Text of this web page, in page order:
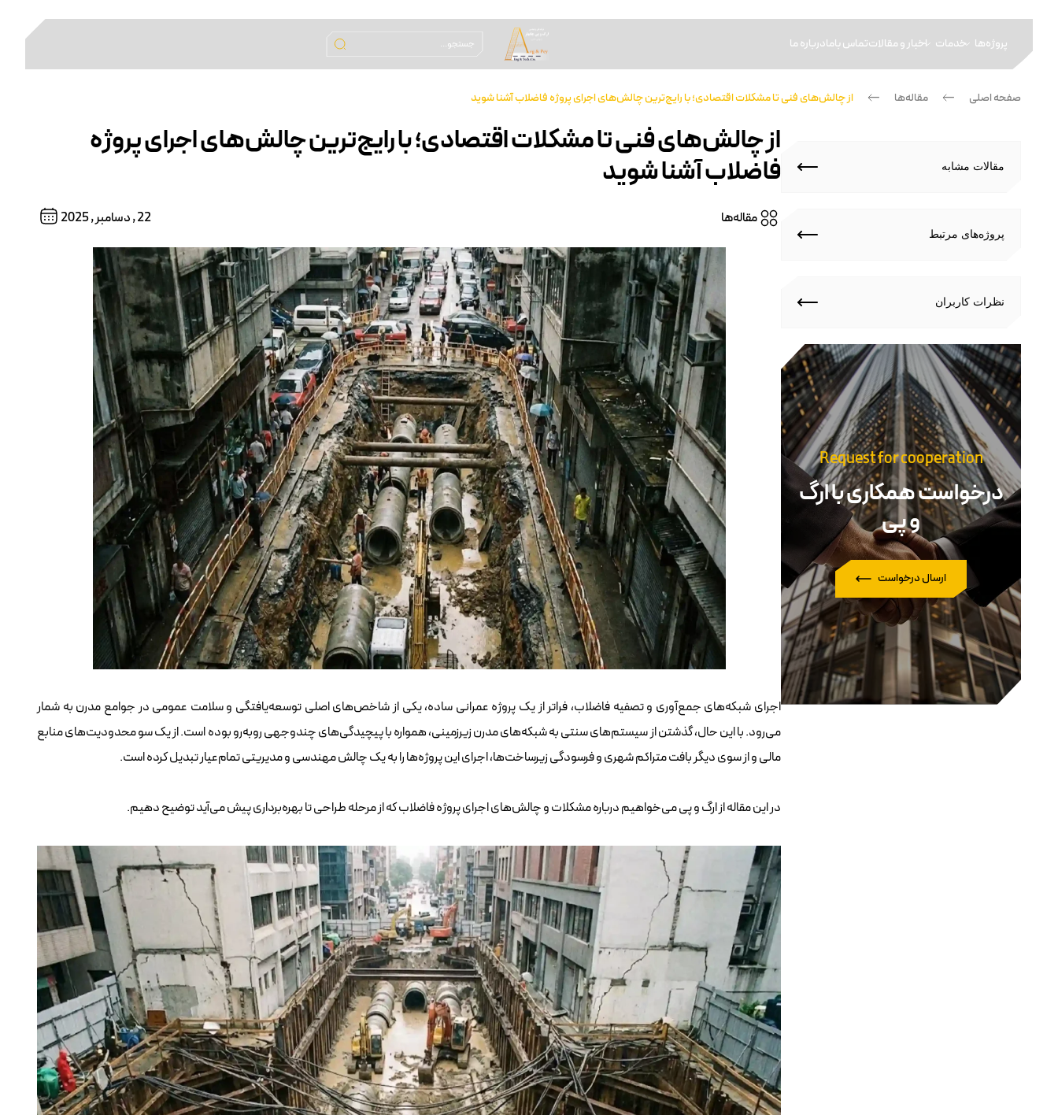
پروژه‌ها خدمات اخبار و مقالاتتماس بامادرباره ما
صفحه اصلی — مقاله‌ها — از چالش‌های فنی تا مشکلات اقتصادی؛ با رایج‌ترین چالش‌های اجرای پروژه فاضلاب آشنا شوید
از چالش‌های فنی تا مشکلات اقتصادی؛ با رایج‌ترین چالش‌های اجرای پروژه
فاضلاب آشنا شوید
مقاله‌ها 22 , دسامبر , 2025
اجرای شبکه‌های جمع‌آوری و تصفیه فاضلاب، فراتر از یک پروژه عمرانی ساده، یکی از شاخص‌های اصلی توسعه‌یافتگی و سلامت عمومی در جوامع مدرن به شمار
می‌رود. با این حال، گذشتن از سیستم‌های سنتی به شبکه‌های مدرن زیرزمینی، همواره با پیچیدگی‌های چندوجهی روبه‌رو بوده است. از یک سو محدودیت‌های منابع
مالی و از سوی دیگر بافت متراکم شهری و فرسودگی زیرساخت‌ها، اجرای این پروژه‌ها را به یک چالش مهندسی و مدیریتی تمام‌عیار تبدیل کرده است.
در این مقاله ازارگ و پیمی‌خواهیم درباره مشکلات و چالش‌های اجرای پروژه فاضلاب که از مرحله طراحی تا بهره‌برداری پیش می‌آید توضیح دهیم.
مقالات مشابه
پرو‌ژه‌های مرتبط
نظرات کاربران
Request for cooperation
درخواست همکاری با ارگ
و پی
ارسال درخواست